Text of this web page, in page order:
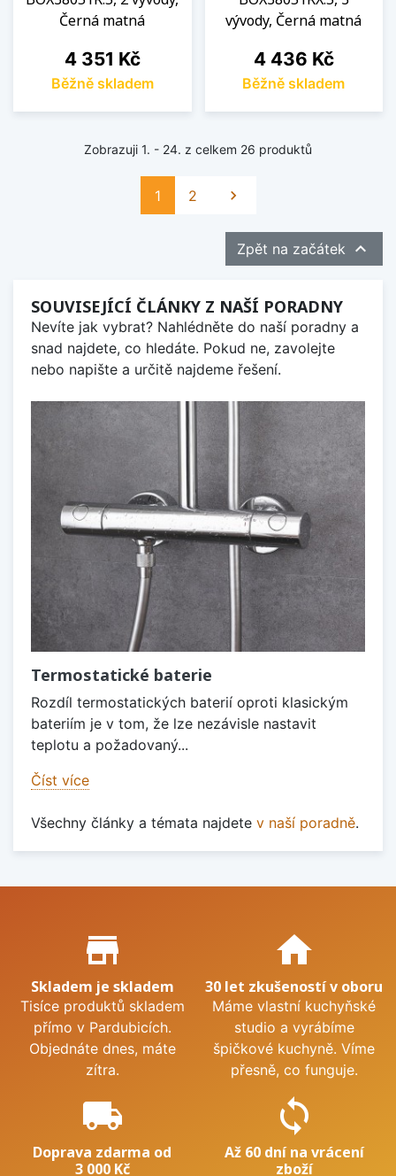
Černá matná
Cena
4 351 Kč
Běžně skladem
vývody, Černá matná
Cena
4 436 Kč
Běžně skladem
Zobrazuji 1. - 24. z celkem 26 produktů
1 2 Další

Zpět na začátek 
SOUVISEJÍCÍ ČLÁNKY Z NAŠÍ PORADNY
Nevíte jak vybrat? Nahlédněte do naší poradny a
snad najdete, co hledáte. Pokud ne, zavolejte
nebo napište a určitě najdeme řešení.
Termostatické baterie
Rozdíl termostatických baterií oproti klasickým
bateriím je v tom, že lze nezávisle nastavit
teplotu a požadovaný...
Číst více
Všechny články a témata najdete v naší poradně.
Proč nakupovat u nás?
store_mall_directory
Skladem je skladem
Tisíce produktů skladem
přímo v Pardubicích.
Objednáte dnes, máte
zítra.
home
30 let zkušeností v oboru
Máme vlastní kuchyňské
studio a vyrábíme
špičkové kuchyně. Víme
přesně, co funguje.
local_shipping
Doprava zdarma od
3 000 Kč
sync
Až 60 dní na vrácení
zboží